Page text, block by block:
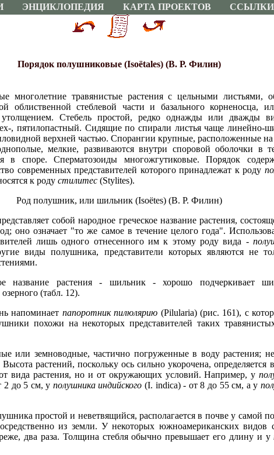
ЭНЦИКЛОПЕДИЯ КАРТА ПРОЕКТОВ ССЫЛКИ
Порядок полушниковые (Isoёtales) (В. Р. Филин)
многолетние травянистые растения с цельными листьями,
облиственной стеблевой части и базального корненосца,
Стебель простой, редко однажды или дважды
, пятилопастный. Сидящие по спирали листья чаще линейно-
верхней частью. Спорангии крупные, расположенные на
мелкие, развиваются внутри споровой оболочки в
в споре. Сперматозоиды многожгутиковые. Порядок
современных представителей которого принадлежат к роду
к роду стилитес (Stylites).
Род полушник, или шильник (Isoёtes) (В. Р. Филин)
собой народное греческое название растения,
оно означает "то же самое в течение целого года".
лишь одного отнесенного им к этому роду вида -
виды полушника, представители которых являются не
название растения - шильник - хорошо подчеркивает
(табл. 12).
напоминает папоротник пилюлярию (Pilularia) (рис. 161), с
похожи на некоторых представителей таких
или земноводные, частично погруженные в воду растения;
растений, поскольку ось сильно укорочена, определяется
от вида растения, но и от окружающих условий. Например, у
2 до 5 см, у полушника индийского (I. indica) - от 8 до 55 см, а у
простой и неветвящийся, располагается в почве у самой
из земли. У некоторых южноамериканских видов
два раза. Толщина стебля обычно превышает его длину и у